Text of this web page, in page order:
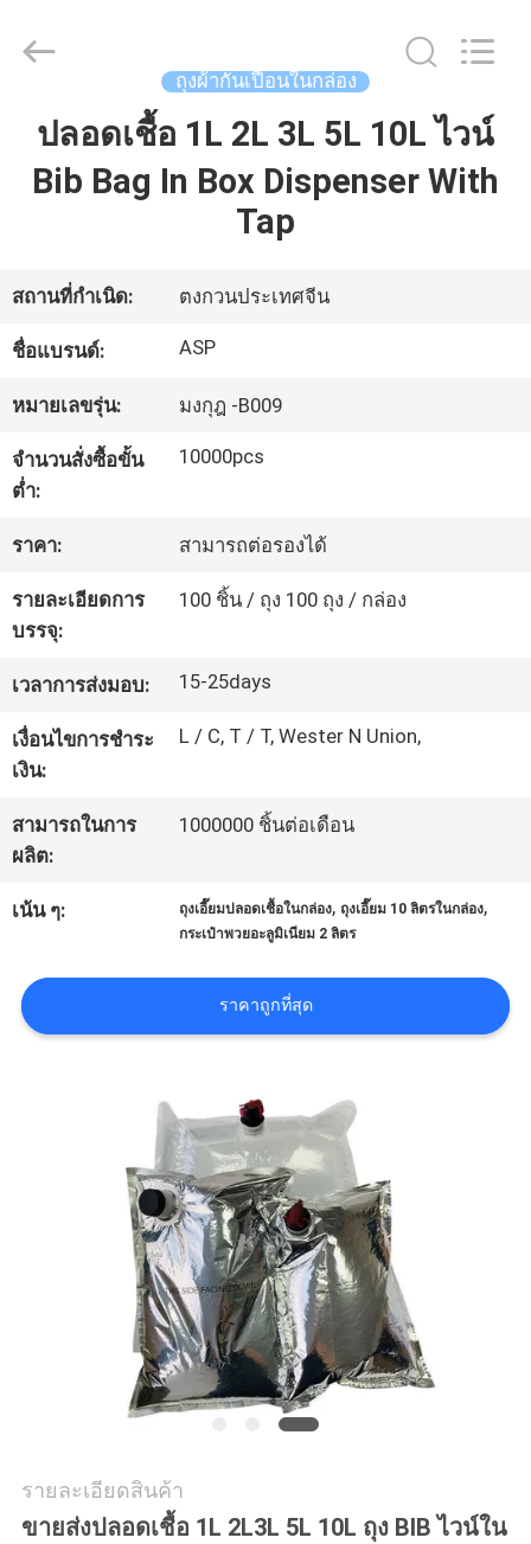
บ้าน
แสดง
VR
เกี่ยว
กับ
เรา
ทัวร์
โรงงาน
ควบคุม
คุณภาพ
แผนผัง
เว็บไซต์
Developed
ถุงผ้ากันเปื้อนในกล่อง
ปลอดเชื้อ 1L 2L 3L 5L 10L ไวน์
Bib Bag In Box Dispenser With
Tap
สถานที่กำเนิด: ตงกวนประเทศจีน
ชื่อแบรนด์: ASP
หมายเลขรุ่น: มงกุฎ -B009
จำนวนสั่งซื้อขั้น
ต่ำ:
10000pcs
ราคา: สามารถต่อรองได้
รายละเอียดการ
บรรจุ:
100 ชิ้น / ถุง 100 ถุง / กล่อง
เวลาการส่งมอบ: 15-25days
เงื่อนไขการชำระ
เงิน:
L / C, T / T, Wester N Union,
สามารถในการ
ผลิต:
1000000 ชิ้นต่อเดือน
เน้น ๆ: ถุงเอี๊ยมปลอดเชื้อในกล่อง,ถุงเอี๊ยม 10 ลิตรในกล่อง,
กระเป๋าพวยอะลูมิเนียม 2 ลิตร
ราคาถูกที่สุด
รายละเอียดสินค้า
ขายส่งปลอดเชื้อ 1L 2L3L 5L 10L ถุง BIB ไวน์ใน